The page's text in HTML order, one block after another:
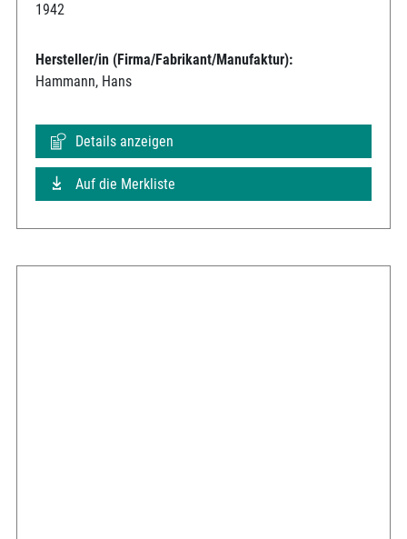
1942
Hersteller/in (Firma/Fabrikant/Manufaktur):
Hammann, Hans
Details anzeigen
Auf die Merkliste